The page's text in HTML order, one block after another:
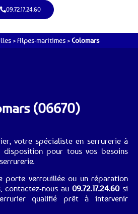
09.72.17.24.60
>Alpes-maritimes >Colomars
(06670)
votre spécialiste en serrurerie à
disposition pour tous vos besoins
porte verrouillée ou un réparation
contactez-nous au 09.72.17.24.60si
qualifié prêt à intervenir